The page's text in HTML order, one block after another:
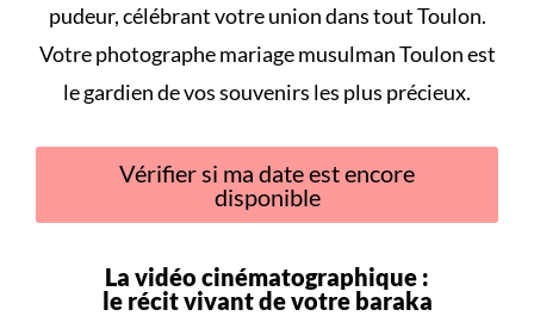
pudeur, célébrant votre union dans tout Toulon.
Votre photographe mariage musulman Toulon est
le gardien de vos souvenirs les plus précieux.
Vérifier si ma date est encore
disponible
La vidéo cinématographique :
le récit vivant de votre baraka